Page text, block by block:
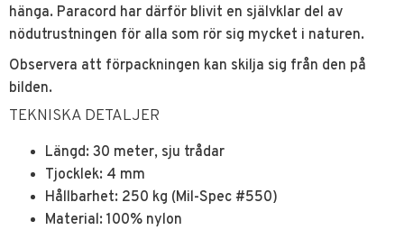
hänga. Paracord har därför blivit en självklar del av
nödutrustningen för alla som rör sig mycket i naturen.
Observera att förpackningen kan skilja sig från den på
bilden.
TEKNISKA DETALJER
Längd: 30 meter, sju trådar
Tjocklek: 4 mm
Hållbarhet: 250 kg (Mil-Spec #550)
Material: 100% nylon